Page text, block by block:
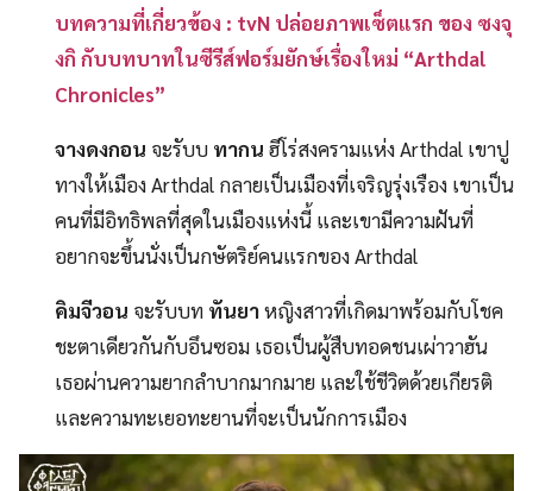
บทความที่เกี่ยวข้อง : tvN ปล่อยภาพเซ็ตแรก ของ ซงจุ
งกิ กับบทบาทในซีรีส์ฟอร์มยักษ์เรื่องใหม่ “Arthdal
Chronicles”
จางดงกอน จะรับบ ทากน ฮีโร่สงครามแห่ง Arthdal เขาปู
ทางให้เมือง Arthdal กลายเป็นเมืองที่เจริญรุ่งเรือง เขาเป็น
คนที่มีอิทธิพลที่สุดในเมืองแห่งนี้ และเขามีความฝันที่
อยากจะขึ้นนั่งเป็นกษัตริย์คนแรกของ Arthdal
คิมจีวอน จะรับบท ทันยาหญิงสาวที่เกิดมาพร้อมกับโชค
ชะตาเดียวกันกับอึนซอม เธอเป็นผู้สืบทอดชนเผ่าวาฮัน
เธอผ่านความยากลำบากมากมาย และใช้ชีวิตด้วยเกียรติ
และความทะเยอทะยานที่จะเป็นนักการเมือง